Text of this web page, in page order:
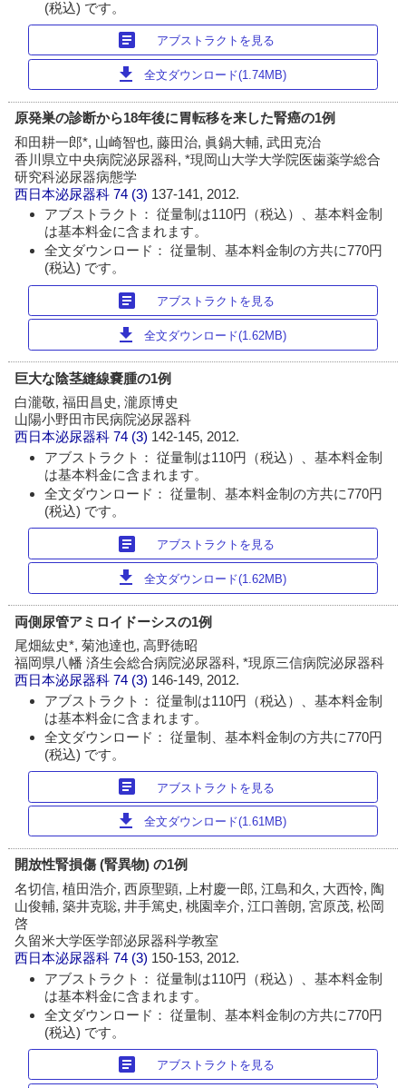
(税込) です。
article アブストラクトを見る
download 全文ダウンロード(1.74MB)
原発巣の診断から18年後に胃転移を来した腎癌の1例
和田耕一郎*, 山崎智也, 藤田治, 眞鍋大輔, 武田克治
香川県立中央病院泌尿器科, *現岡山大学大学院医歯薬学総合
研究科泌尿器病態学
西日本泌尿器科 74 (3) 137-141, 2012.
アブストラクト： 従量制は110円（税込）、基本料金制
は基本料金に含まれます。
全文ダウンロード： 従量制、基本料金制の方共に770円
(税込) です。
article アブストラクトを見る
download 全文ダウンロード(1.62MB)
巨大な陰茎縫線嚢腫の1例
白瀧敬, 福田昌史, 瀧原博史
山陽小野田市民病院泌尿器科
西日本泌尿器科 74 (3) 142-145, 2012.
アブストラクト： 従量制は110円（税込）、基本料金制
は基本料金に含まれます。
全文ダウンロード： 従量制、基本料金制の方共に770円
(税込) です。
article アブストラクトを見る
download 全文ダウンロード(1.62MB)
両側尿管アミロイドーシスの1例
尾畑紘史*, 菊池達也, 高野徳昭
福岡県八幡 済生会総合病院泌尿器科, *現原三信病院泌尿器科
西日本泌尿器科 74 (3) 146-149, 2012.
アブストラクト： 従量制は110円（税込）、基本料金制
は基本料金に含まれます。
全文ダウンロード： 従量制、基本料金制の方共に770円
(税込) です。
article アブストラクトを見る
download 全文ダウンロード(1.61MB)
開放性腎損傷 (腎異物) の1例
名切信, 植田浩介, 西原聖顕, 上村慶一郎, 江島和久, 大西怜, 陶
山俊輔, 築井克聡, 井手篤史, 桃園幸介, 江口善朗, 宮原茂, 松岡
啓
久留米大学医学部泌尿器科学教室
西日本泌尿器科 74 (3) 150-153, 2012.
アブストラクト： 従量制は110円（税込）、基本料金制
は基本料金に含まれます。
全文ダウンロード： 従量制、基本料金制の方共に770円
(税込) です。
article アブストラクトを見る